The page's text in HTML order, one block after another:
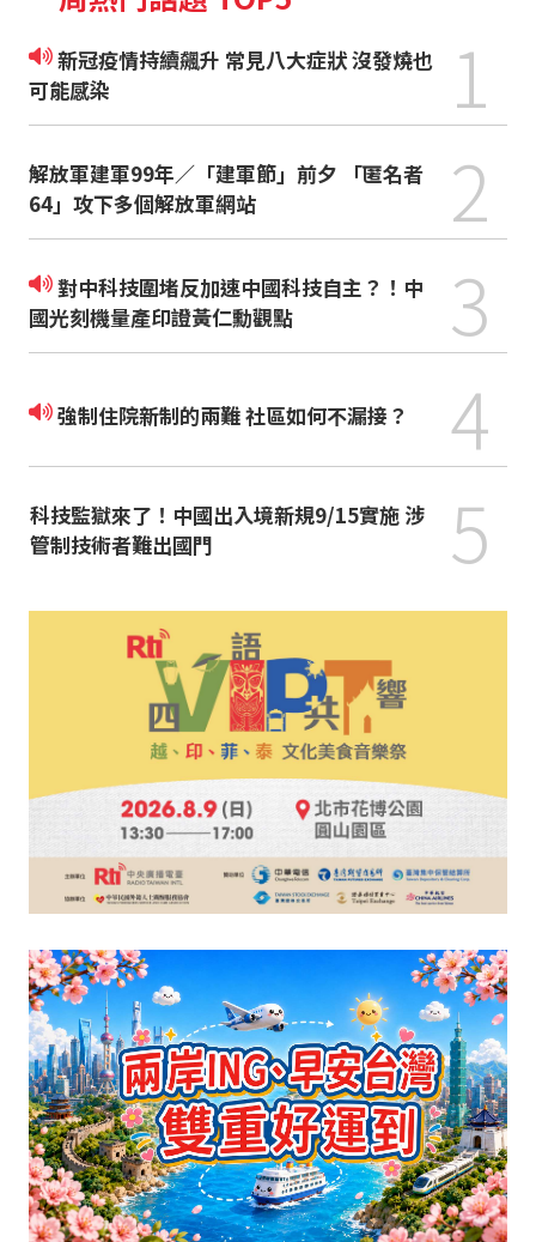
新冠疫情持續飆升 常見八大症狀 沒發燒也
可能感染
1
解放軍建軍99年／「建軍節」前夕 「匿名者
64」攻下多個解放軍網站
2
對中科技圍堵反加速中國科技自主？！中
國光刻機量產印證黃仁勳觀點
3
強制住院新制的兩難 社區如何不漏接？ 4
科技監獄來了！中國出入境新規9/15實施 涉
管制技術者難出國門
5